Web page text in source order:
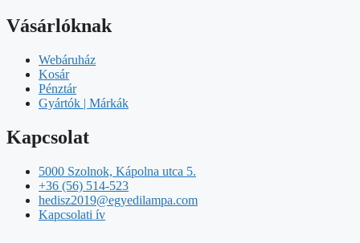
Vásárlóknak
Webáruház
Kosár
Pénztár
Gyártók | Márkák
Kapcsolat
5000 Szolnok, Kápolna utca 5.
+36 (56) 514-523
hedisz2019@egyedilampa.com
Kapcsolati ív